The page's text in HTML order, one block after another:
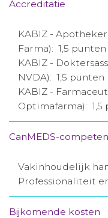
Accreditatie
KABIZ -
Farma): 1,5 punten
KABIZ -
NVDA): 1,5 punten
KABIZ -
Optimafarma): 1,5
CanMEDS-
Vakinhoudelijk
Professionaliteit
Bijkomende kosten